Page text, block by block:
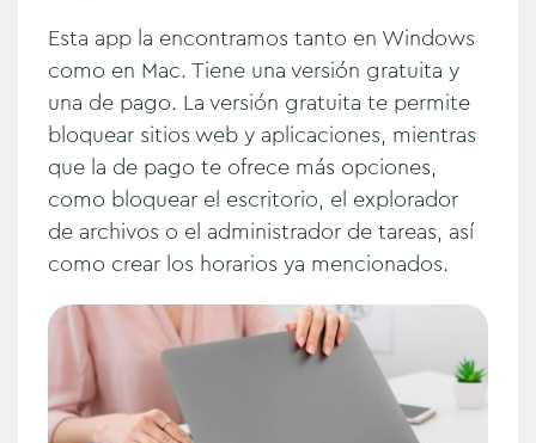
Esta app la encontramos tanto en Windows
como en Mac. Tiene una versión gratuita y
una de pago. La versión gratuita te permite
bloquear sitios web y aplicaciones, mientras
que la de pago te ofrece más opciones,
como bloquear el escritorio, el explorador
de archivos o el administrador de tareas, así
como crear los horarios ya mencionados.